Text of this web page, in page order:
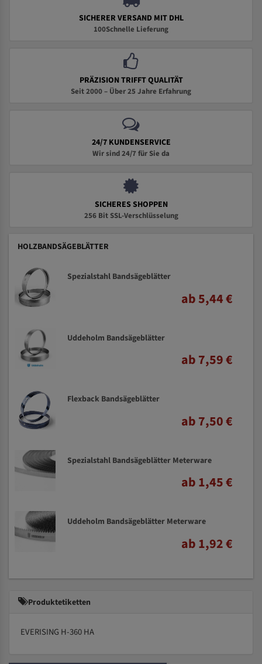
SICHERER VERSAND MIT DHL
100Schnelle Lieferung
PRÄZISION TRIFFT QUALITÄT
Seit 2000 – Über 25 Jahre Erfahrung
24/7 KUNDENSERVICE
Wir sind 24/7 für Sie da
SICHERES SHOPPEN
256 Bit SSL-Verschlüsselung
HOLZBANDSÄGEBLÄTTER
Spezialstahl Bandsägeblätter
ab 5,44 €
Uddeholm Bandsägeblätter
ab 7,59 €
Flexback Bandsägeblätter
ab 7,50 €
Spezialstahl Bandsägeblätter Meterware
ab 1,45 €
Uddeholm Bandsägeblätter Meterware
ab 1,92 €
Produktetiketten
EVERISING H-360 HA